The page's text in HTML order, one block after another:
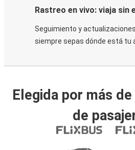
Rastreo en vivo: viaja sin
Seguimiento y
siempre sepas dónde está tu
Elegida por más
de